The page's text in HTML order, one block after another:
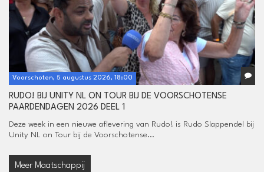
Voorschoten, 5 augustus 2026, 18:00
RUDO! BIJ UNITY NL ON TOUR BIJ DE VOORSCHOTENSE
PAARDENDAGEN 2026 DEEL 1
Deze week in een nieuwe aflevering van Rudo! is Rudo Slappendel bij
Unity NL on Tour bij de Voorschotense...
Meer Maatschappij